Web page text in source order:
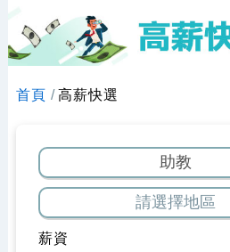
首頁 高薪快選
薪資